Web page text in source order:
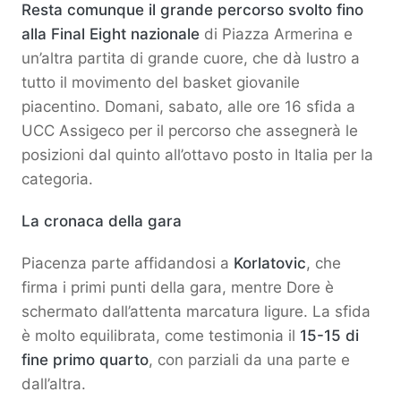
Resta comunque il grande percorso svolto fino
alla Final Eight nazionale di Piazza Armerina e
un’altra partita di grande cuore, che dà lustro a
tutto il movimento del basket giovanile
piacentino. Domani, sabato, alle ore 16 sfida a
UCC Assigeco per il percorso che assegnerà le
posizioni dal quinto all’ottavo posto in Italia per la
categoria.
La cronaca della gara
Piacenza parte affidandosi a Korlatovic, che
firma i primi punti della gara, mentre Dore è
schermato dall’attenta marcatura ligure. La sfida
è molto equilibrata, come testimonia il 15-15 di
fine primo quarto, con parziali da una parte e
dall’altra.